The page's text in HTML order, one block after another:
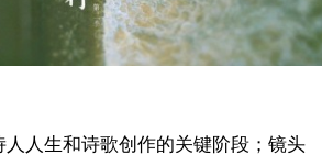
人人生和诗歌创作的关键阶段；镜头